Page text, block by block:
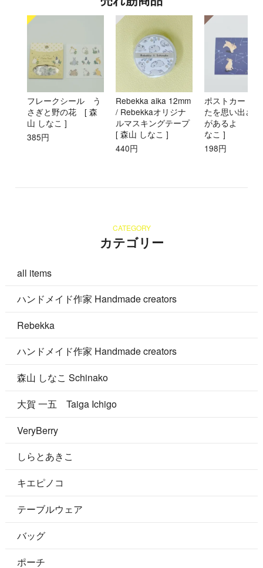
フレークシール う
さぎと野の花 [ 森
山 しなこ ]
385円
Rebekka aika 12mm
/ Rebekkaオリジナ
ルマスキングテープ
[ 森山 しなこ ]
440円
ポストカード
たを思い出さ
があるよ [ 森
なこ ]
198円
CATEGORY
カテゴリー
all items
ハンドメイド作家 Handmade creators
Rebekka
ハンドメイド作家 Handmade creators
森山 しなこ Schinako
大賀 一五 Taiga Ichigo
VeryBerry
しらとあきこ
キエピノコ
テーブルウェア
バッグ
ポーチ